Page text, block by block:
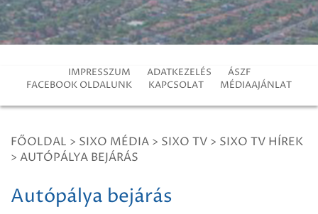
IMPRESSZUM ADATKEZELÉS
ÁSZF
FACEBOOK OLDALUNK
KAPCSOLAT MÉDIAAJÁNLAT
FŐOLDAL > SIXO MÉDIA > SIXO TV > SIXO TV HÍREK
> AUTÓPÁLYA BEJÁRÁS
Autópálya bejárás